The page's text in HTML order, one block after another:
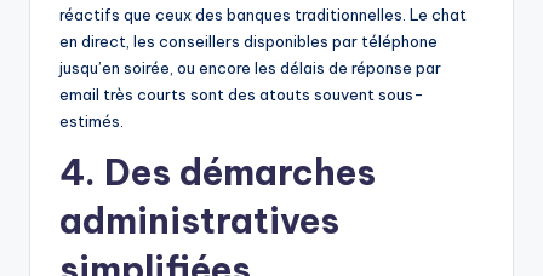
réactifs que ceux des banques traditionnelles. Le chat
en direct, les conseillers disponibles par téléphone
jusqu’en soirée, ou encore les délais de réponse par
email très courts sont des atouts souvent sous-
estimés.
4. Des démarches
administratives